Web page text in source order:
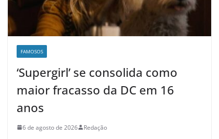
FAMOSOS
‘Supergirl’ se consolida como
maior fracasso da DC em 16
anos
6 de agosto de 2026 Redação